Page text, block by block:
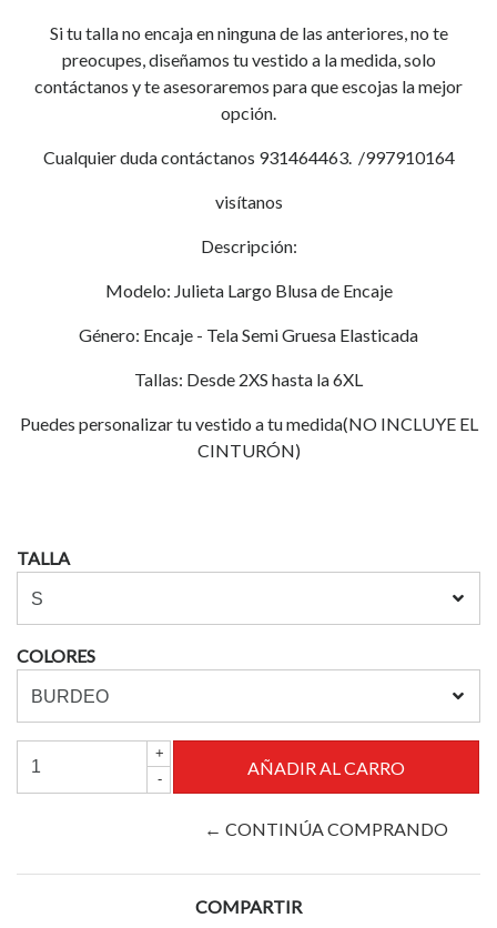
Si tu talla no encaja en ninguna de las anteriores, no te
preocupes, diseñamos tu vestido a la medida, solo
contáctanos y te asesoraremos para que escojas la mejor
opción.
Cualquier duda contáctanos 931464463. /997910164
visítanos
Descripción:
Modelo: Julieta Largo Blusa de Encaje
Género: Encaje - Tela Semi Gruesa Elasticada
Tallas: Desde 2XS hasta la 6XL
Puedes personalizar tu vestido a tu medida(NO INCLUYE EL
CINTURÓN)
TALLA
COLORES
+
-
← CONTINÚA COMPRANDO
COMPARTIR